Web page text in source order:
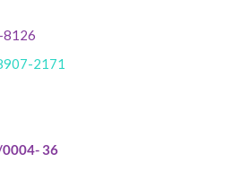
8126
2171
0004- 36